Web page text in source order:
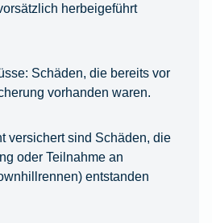
herbeigeführt
Schäden, die bereits vor
vorhanden waren.
versichert sind Schäden, die
oder Teilnahme an
entstanden